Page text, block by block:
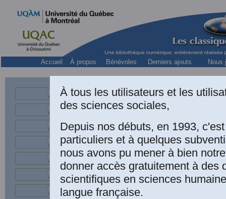
Accueil À propos Bénévoles Derniers ajouts Nous
Métaphysicien français
À tous les utilisateurs et les
des sciences sociales,
Depuis nos débuts, en 1993,
particuliers et à quelques
nous avons pu mener à bien
donner accès gratuitement à des
scientifiques en sciences
langue française.